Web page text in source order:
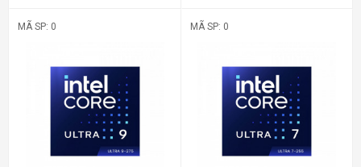
MÃ SP: 0 MÃ SP: 0